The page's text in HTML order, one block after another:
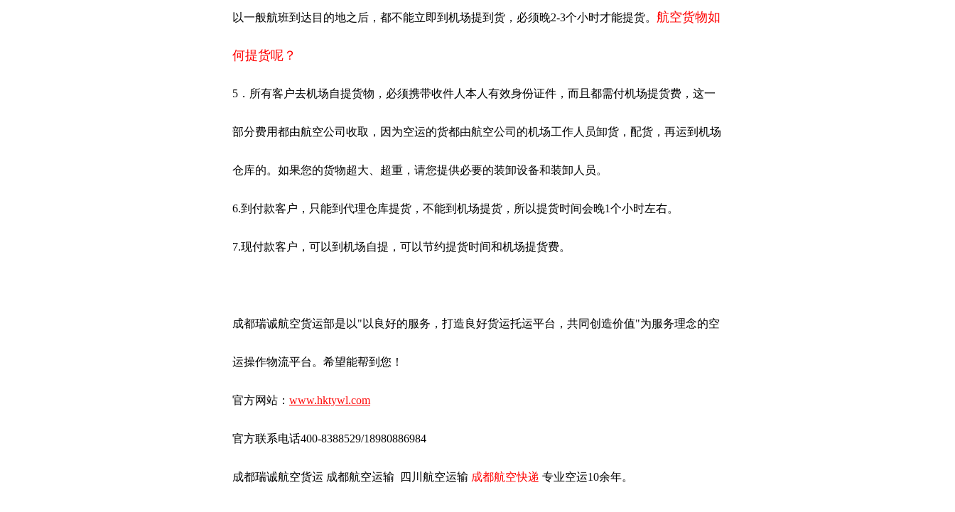
以一般航班到达目的地之后，都不能立即到机场提到货，必须晚2-3个小时才能提货。 航空货物如
何提货呢？
5．所有客户去机场自提货物，必须携带收件人本人有效身份证件，而且都需付机场提货费，这一
部分费用都由航空公司收取，因为空运的货都由航空公司的机场工作人员卸货，配货，再运到机场
仓库的。如果您的货物超大、超重，请您提供必要的装卸设备和装卸人员。
6.到付款客户，只能到代理仓库提货，不能到机场提货，所以提货时间会晚1个小时左右。
7.现付款客户，可以到机场自提，可以节约提货时间和机场提货费。
成都瑞诚航空货运部是以"以良好的服务，打造良好货运托运平台，共同创造价值"为服务理念的空
运操作物流平台。希望能帮到您！
官方网站： www.hktywl.com
官方联系电话400-8388529/18980886984
成都瑞诚航空货运 成都航空运输 四川航空运输 成都航空快递 专业空运10余年。